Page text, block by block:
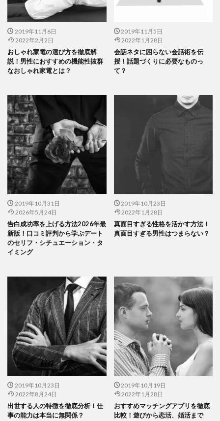
2019年11月6日
2022年2月2日
おしゃれ家電の選び方を徹底解
説！男性におすすめの機能性抜群
なおしゃれ家電とは？
2019年11月5日
2022年1月28日
会話ネタに困らない会話術を伝
授！話題づくりに必要なものっ
て？
2019年10月31日
2026年5月24日
告白成功率を上げる方法2026年最
新版！口コミ評判から学ぶデート
のセリフ・シチュエーション・タ
イミング
2019年10月23日
2022年1月28日
真面目すぎる性格を活かす方法！
真面目すぎる男性はつまらない？
2019年10月23日
2022年8月24日
出世する人の特徴を徹底分析！仕
事の能力は本当に無関係？
2019年10月19日
2022年1月28日
おすすめマッチングアプリを徹底
比較！遊びから恋活、婚活まで